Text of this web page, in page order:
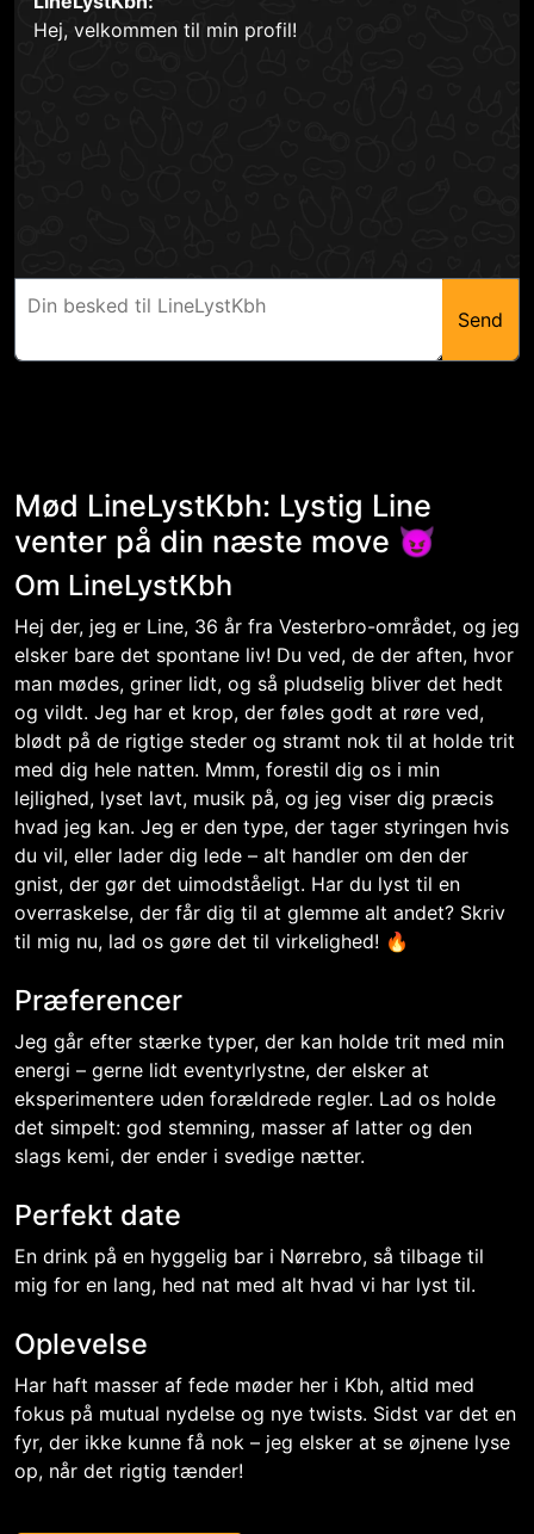
Hej, velkommen til min profil!
Send
Mød LineLystKbh: Lystig Line
venter på din næste move 😈
Om LineLystKbh
Hej der, jeg er Line, 36 år fra Vesterbro-området, og jeg
elsker bare det spontane liv! Du ved, de der aften, hvor
man mødes, griner lidt, og så pludselig bliver det hedt
og vildt. Jeg har et krop, der føles godt at røre ved,
blødt på de rigtige steder og stramt nok til at holde trit
med dig hele natten. Mmm, forestil dig os i min
lejlighed, lyset lavt, musik på, og jeg viser dig præcis
hvad jeg kan. Jeg er den type, der tager styringen hvis
du vil, eller lader dig lede – alt handler om den der
gnist, der gør det uimodståeligt. Har du lyst til en
overraskelse, der får dig til at glemme alt andet? Skriv
til mig nu, lad os gøre det til virkelighed! 🔥
Præferencer
Jeg går efter stærke typer, der kan holde trit med min
energi – gerne lidt eventyrlystne, der elsker at
eksperimentere uden forældrede regler. Lad os holde
det simpelt: god stemning, masser af latter og den
slags kemi, der ender i svedige nætter.
Perfekt date
En drink på en hyggelig bar i Nørrebro, så tilbage til
mig for en lang, hed nat med alt hvad vi har lyst til.
Oplevelse
Har haft masser af fede møder her i Kbh, altid med
fokus på mutual nydelse og nye twists. Sidst var det en
fyr, der ikke kunne få nok – jeg elsker at se øjnene lyse
op, når det rigtig tænder!